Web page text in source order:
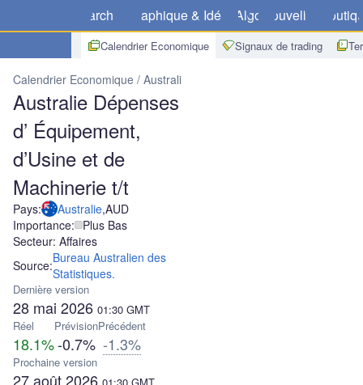
Marchés Graphique & Idées Algo Nouvelles
Calendrier Economique Signaux de trading
Calendrier Economique Australie
Australie Dépenses
d’ Équipement,
d’Usine et de
Machinerie t/t
Pays: Australie,AUD
Importance: Plus Bas
Secteur: Affaires
Source:Bureau Australien des
Statistiques.
Dernière version
28 mai 2026 01:30 GMT
Réel
18.1%
Prévision
-0.7%
Précédent
-1.3%
Prochaine version
27 août 2026